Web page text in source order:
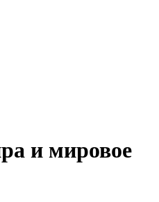
и мировое